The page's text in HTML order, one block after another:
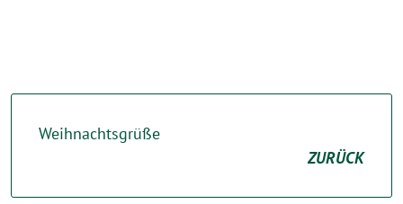
Weihnachtsgrüße
ZURÜCK